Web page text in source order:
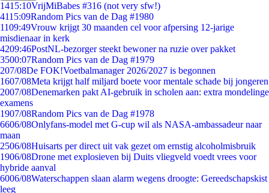
1415:10VrijMiBabes #316 (not very sfw!)
4115:09Random Pics van de Dag #1980
1109:49Vrouw krijgt 30 maanden cel voor afpersing 12-jarige
misdienaar in kerk
4209:46PostNL-bezorger steekt bewoner na ruzie over pakket
3500:07Random Pics van de Dag #1979
207/08De FOK!Voetbalmanager 2026/2027 is begonnen
1607/08Meta krijgt half miljard boete voor mentale schade bij jongeren
2007/08Denemarken pakt AI-gebruik in scholen aan: extra mondelinge
examens
1907/08Random Pics van de Dag #1978
6606/08Onlyfans-model met G-cup wil als NASA-ambassadeur naar
maan
2506/08Huisarts per direct uit vak gezet om ernstig alcoholmisbruik
1906/08Drone met explosieven bij Duits vliegveld voedt vrees voor
hybride aanval
6006/08Waterschappen slaan alarm wegens droogte: Gereedschapskist
leeg